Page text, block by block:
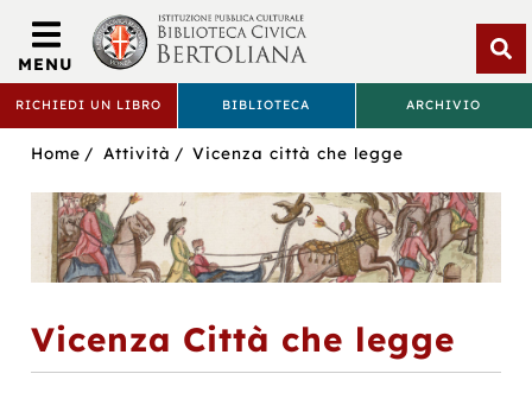
BIBLIOTECA
BERTOLIANA
RICHIEDI UN LIBRO BIBLIOTECA ARCHIVIO
MENU
Bertoliana
Sei
Home Attività Vicenza città che legge
Vicenza Città che legge